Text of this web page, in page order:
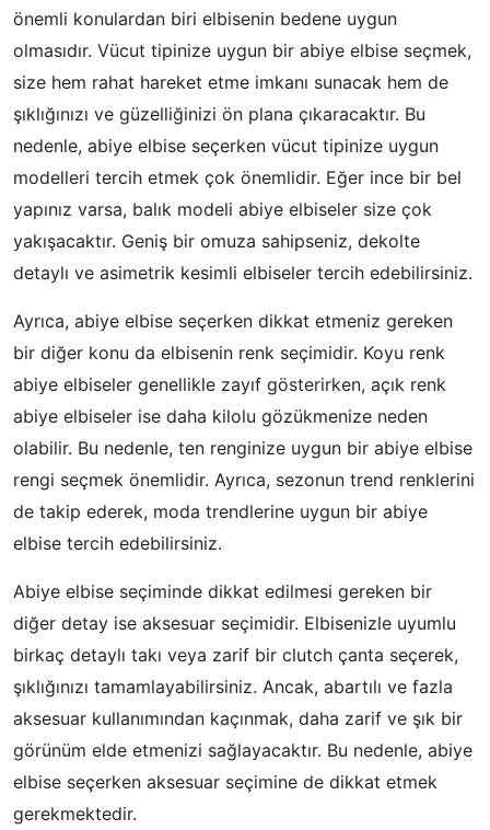
önemli konulardan biri elbisenin bedene uygun
olmasıdır. Vücut tipinize uygun bir abiye elbise seçmek,
size hem rahat hareket etme imkanı sunacak hem de
şıklığınızı ve güzelliğinizi ön plana çıkaracaktır. Bu
nedenle, abiye elbise seçerken vücut tipinize uygun
modelleri tercih etmek çok önemlidir. Eğer ince bir bel
yapınız varsa, balık modeli abiye elbiseler size çok
yakışacaktır. Geniş bir omuza sahipseniz, dekolte
detaylı ve asimetrik kesimli elbiseler tercih edebilirsiniz.
Ayrıca, abiye elbise seçerken dikkat etmeniz gereken
bir diğer konu da elbisenin renk seçimidir. Koyu renk
abiye elbiseler genellikle zayıf gösterirken, açık renk
abiye elbiseler ise daha kilolu gözükmenize neden
olabilir. Bu nedenle, ten renginize uygun bir abiye elbise
rengi seçmek önemlidir. Ayrıca, sezonun trend renklerini
de takip ederek, moda trendlerine uygun bir abiye
elbise tercih edebilirsiniz.
Abiye elbise seçiminde dikkat edilmesi gereken bir
diğer detay ise aksesuar seçimidir. Elbisenizle uyumlu
birkaç detaylı takı veya zarif bir clutch çanta seçerek,
şıklığınızı tamamlayabilirsiniz. Ancak, abartılı ve fazla
aksesuar kullanımından kaçınmak, daha zarif ve şık bir
görünüm elde etmenizi sağlayacaktır. Bu nedenle, abiye
elbise seçerken aksesuar seçimine de dikkat etmek
gerekmektedir.